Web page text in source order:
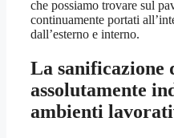
che possiamo trovare sul
continuamente portati
dall’esterno e interno.
La sanificazione
assolutamente
ambienti